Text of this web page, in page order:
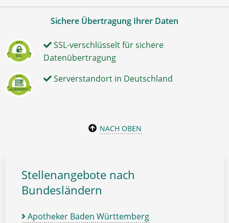
Sichere Übertragung Ihrer Daten
SSL-verschlüsselt für sichere
Datenübertragung
Serverstandort in Deutschland
NACH OBEN
Stellenangebote nach
Bundesländern
Apotheker Baden Württemberg